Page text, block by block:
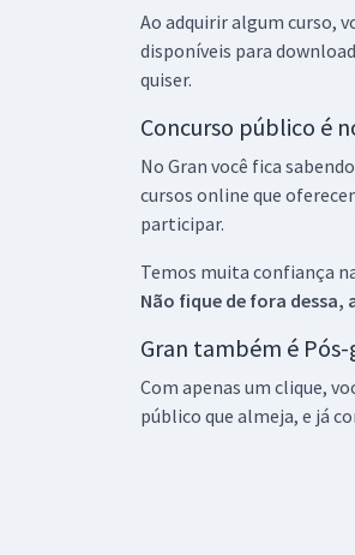
Ao adquirir algum curso,
disponíveis para
quiser.
Concurso público é
No Gran você fica
cursos online que
participar.
Temos muita confiança
Não fique de fora
Gran também é
Com apenas um clique,
público que almeja, e já